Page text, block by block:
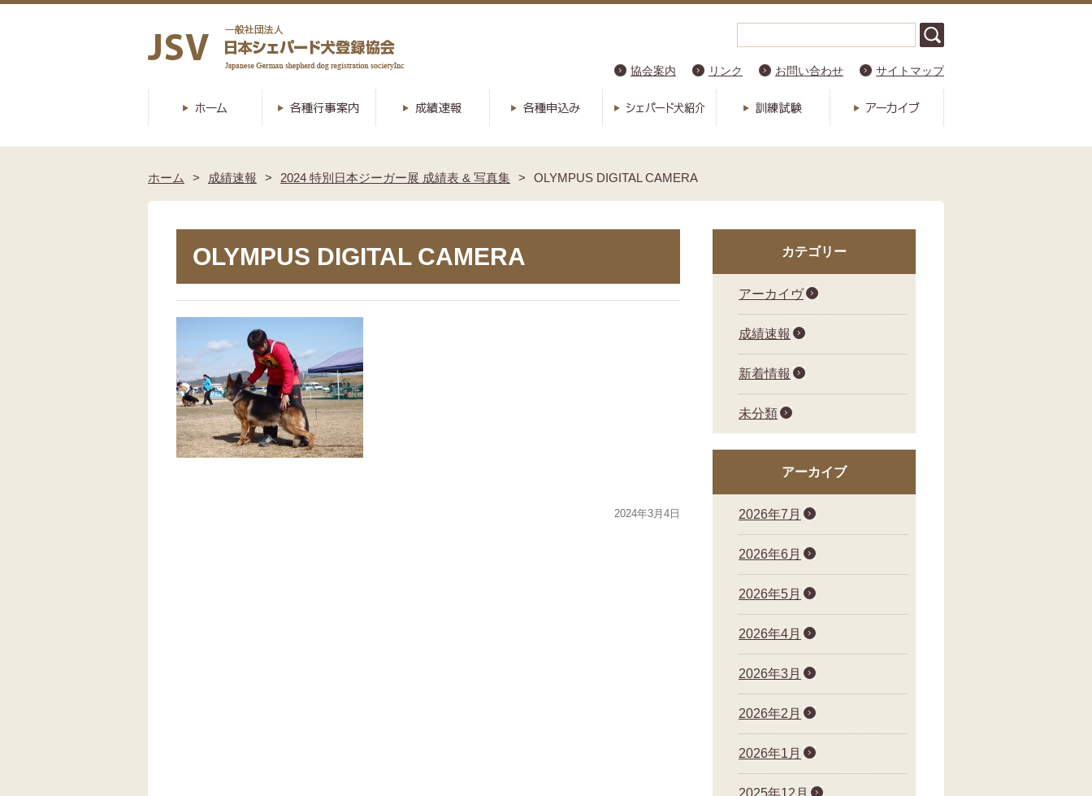
協会案内 リンク お問い合わせ サイトマップ
ホーム 成績速報 2024 特別日本ジーガー展 成績表 & 写真集 OLYMPUS DIGITAL CAMERA
OLYMPUS DIGITAL CAMERA
2024年3月4日
カテゴリー
アーカイヴ
成績速報
新着情報
未分類
アーカイブ
2026年7月
2026年6月
2026年5月
2026年4月
2026年3月
2026年2月
2026年1月
2025年12月